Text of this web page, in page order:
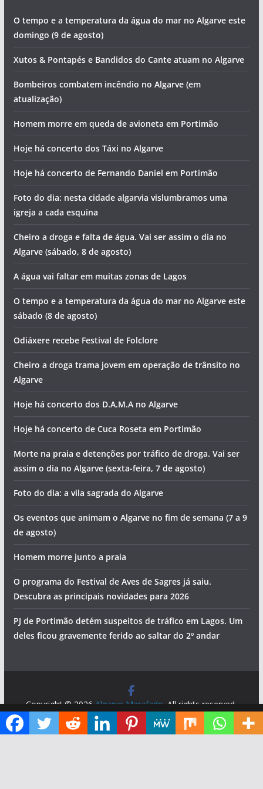
O tempo e a temperatura da água do mar no Algarve este
domingo (9 de agosto)
Xutos & Pontapés e Bandidos do Cante atuam no Algarve
Bombeiros combatem incêndio no Algarve (em
atualização)
Homem morre em queda de avioneta em Portimão
Hoje há concerto dos Táxi no Algarve
Hoje há concerto de Fernando Daniel em Portimão
Foto do dia: nesta cidade algarvia vislumbramos uma
igreja a cada esquina
Cheiro a droga e falta de água. Vai ser assim o dia no
Algarve (sábado, 8 de agosto)
A água vai faltar em muitas zonas de Lagos
O tempo e a temperatura da água do mar no Algarve este
sábado (8 de agosto)
Odiáxere recebe Festival de Folclore
Cheiro a droga trama jovem em operação de trânsito no
Algarve
Hoje há concerto dos D.A.M.A no Algarve
Hoje há concerto de Cuca Roseta em Portimão
Morte na praia e detenções por tráfico de droga. Vai ser
assim o dia no Algarve (sexta-feira, 7 de agosto)
Foto do dia: a vila sagrada do Algarve
Os eventos que animam o Algarve no fim de semana (7 a 9
de agosto)
Homem morre junto a praia
O programa do Festival de Aves de Sagres já saiu.
Descubra as principais novidades para 2026
PJ de Portimão detém suspeitos de tráfico em Lagos. Um
deles ficou gravemente ferido ao saltar do 2º andar
Copyright © 2026 Algarve Marafado . All rights reserved.
Theme:
ColorMag by ThemeGrill. Powered by WordPress
Diga ao Google que o Algarve Marafado é uma das suas fontes de informação preferidas